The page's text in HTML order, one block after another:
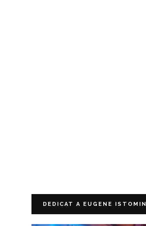
DEDICAT A EUGENE ISTOMIN